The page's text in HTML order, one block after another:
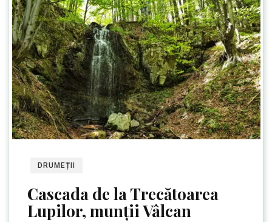
DRUMEȚII
Cascada de la Trecătoarea
Lupilor, munții Vâlcan